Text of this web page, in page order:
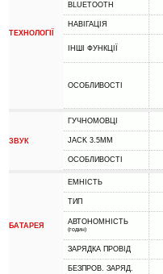
ТЕХНОЛОГІЇ
BLUETOOTH
НАВІГАЦІЯ
ІНШІ ФУНКЦІЇ
ОСОБЛИВОСТІ
ЗВУК
ГУЧНОМОВЦІ
JACK 3.5MM
ОСОБЛИВОСТІ
БАТАРЕЯ
ЕМНІСТЬ
ТИП
АВТОНОМНІСТЬ
(годин)
ЗАРЯДКА ПРОВІД
БЕЗПРОВ. ЗАРЯД.